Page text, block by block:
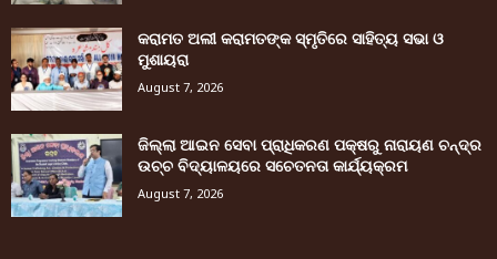
କରାମତ ଅଲୀ କରାମତଙ୍କ ସ୍ମୃତିରେ ସାହିତ୍ୟ ସଭା ଓ
ମୁଶାୟରା
August 7, 2026
ଜିଲ୍ଲା ଆଇନ ସେବା ପ୍ରାଧିକରଣ ପକ୍ଷରୁ ନାରାୟଣ ଚନ୍ଦ୍ର
ଉଚ୍ଚ ବିଦ୍ୟାଳୟରେ ସଚେତନତା କାର୍ଯ୍ୟକ୍ରମ
August 7, 2026